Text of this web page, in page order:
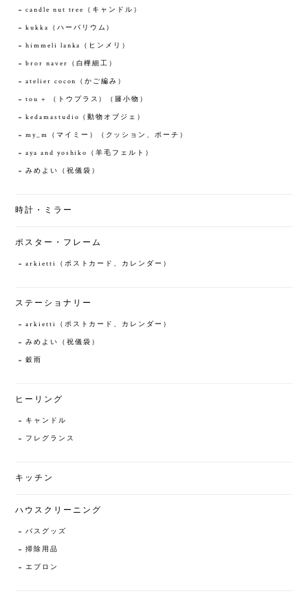
candle nut tree（キャンドル）
kukka（ハーバリウム）
himmeli lanka（ヒンメリ）
bror naver（白樺細工）
atelier cocon（かご編み）
tou + （トウプラス）（籐小物）
kedamastudio（動物オブジェ）
my_m（マイミー）（クッション、ポーチ）
aya and yoshiko（羊毛フェルト）
みめよい（祝儀袋）
時計・ミラー
ポスター・フレーム
arkietti（ポストカード、カレンダー）
ステーショナリー
arkietti（ポストカード、カレンダー）
みめよい（祝儀袋）
穀雨
ヒーリング
キャンドル
フレグランス
キッチン
ハウスクリーニング
バスグッズ
掃除用品
エプロン